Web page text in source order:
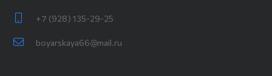
+7 (928) 135-29-25
boyarskaya66@mail.ru